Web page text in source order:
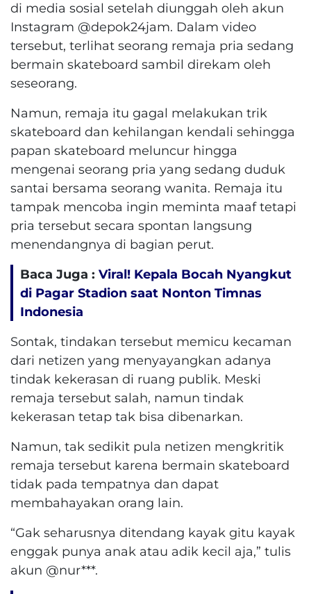
di media sosial setelah diunggah oleh akun
Instagram @depok24jam. Dalam video
tersebut, terlihat seorang remaja pria sedang
bermain skateboard sambil direkam oleh
seseorang.
Namun, remaja itu gagal melakukan trik
skateboard dan kehilangan kendali sehingga
papan skateboard meluncur hingga
mengenai seorang pria yang sedang duduk
santai bersama seorang wanita. Remaja itu
tampak mencoba ingin meminta maaf tetapi
pria tersebut secara spontan langsung
menendangnya di bagian perut.
Baca Juga : Viral! Kepala Bocah Nyangkut
di Pagar Stadion saat Nonton Timnas
Indonesia
Sontak, tindakan tersebut memicu kecaman
dari netizen yang menyayangkan adanya
tindak kekerasan di ruang publik. Meski
remaja tersebut salah, namun tindak
kekerasan tetap tak bisa dibenarkan.
Namun, tak sedikit pula netizen mengkritik
remaja tersebut karena bermain skateboard
tidak pada tempatnya dan dapat
membahayakan orang lain.
“Gak seharusnya ditendang kayak gitu kayak
enggak punya anak atau adik kecil aja,” tulis
akun @nur***.